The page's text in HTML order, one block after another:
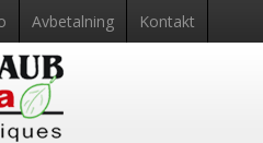
Avbetalning Kontakt